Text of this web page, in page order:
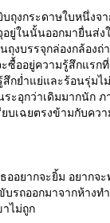
ถุงกระดาษใบหนึ่งจ
อยู่ในนั้นออกมายื่นส่
ถุงบรรจุกล่องกล้อง
ซื้ออยู่ความรู้สึกแรก
สึกย่ำแย่และร้อนรุ่มไ
ะอุกว่าเดิมมากนัก ภ
บเฉยตรงข้ามกับคว
ออยากจะยิ้ม อยากจ
รถออกมาจากห้างทำ
ไม่ถูก